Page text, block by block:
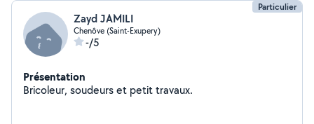
Particulier
Zayd JAMILI
Chenôve (Saint-Exupery)
-/5
Présentation
Bricoleur, soudeurs et petit travaux.